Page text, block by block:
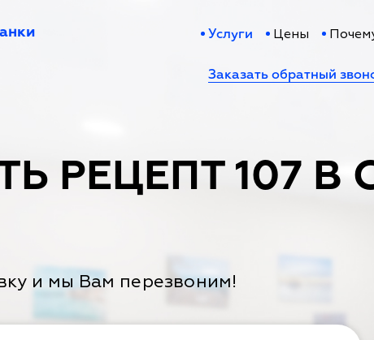
Услуги Цены
Заказать обратный
РЕЦЕПТ 107 В
и мы Вам перезвоним!